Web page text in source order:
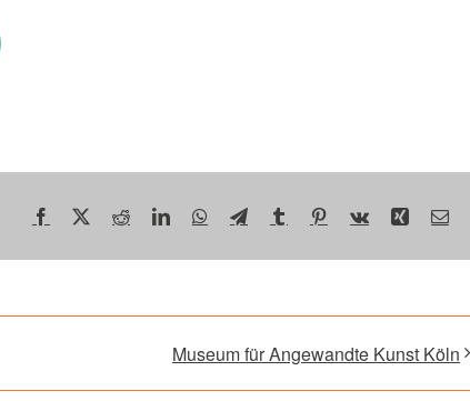
Facebook RedditLinkedInWhatsApp
TelegramTumblr Pinterest
Vk Xing E-
Museum für Angewandte Kunst Köln